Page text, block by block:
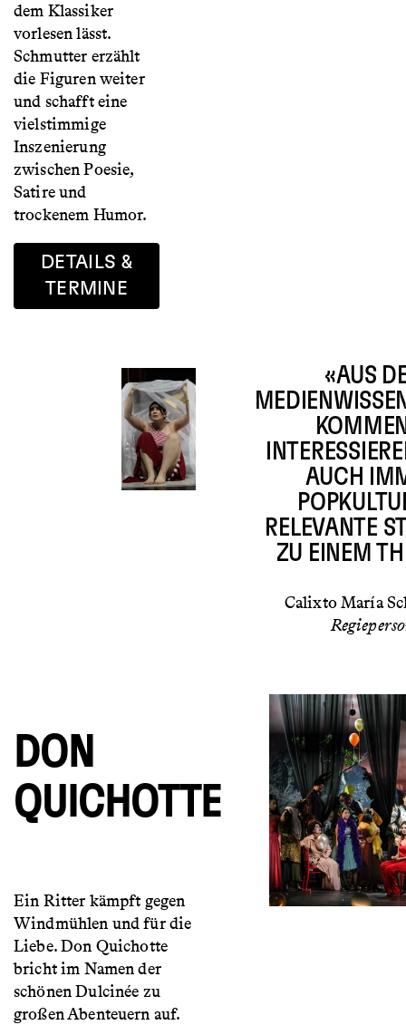
dem Klassiker
vorlesen lässt.
Schmutter erzählt
die Figuren weiter
und schafft eine
vielstimmige
Inszenierung
zwischen Poesie,
Satire und
trockenem Humor.
DETAILS &
TERMINE
«AUS
AUCH
RELEVANTE
ZU EINEM
Calixto María
DON
QUICHOTTE
Ein Ritter kämpft gegen
Windmühlen und für die
Liebe. Don Quichotte
bricht im Namen der
schönen Dulcinée zu
großen Abenteuern auf.